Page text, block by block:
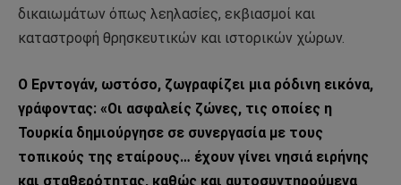
δικαιωμάτων όπως λεηλασίες, εκβιασμοί και
καταστροφή θρησκευτικών και ιστορικών χώρων.
Ο Ερντογάν, ωστόσο, ζωγραφίζει μια ρόδινη εικόνα,
γράφοντας: «Οι ασφαλείς ζώνες, τις οποίες η
Τουρκία δημιούργησε σε συνεργασία με τους
τοπικούς της εταίρους… έχουν γίνει νησιά ειρήνης
και σταθερότητας, καθώς και αυτοσυντηρούμενα